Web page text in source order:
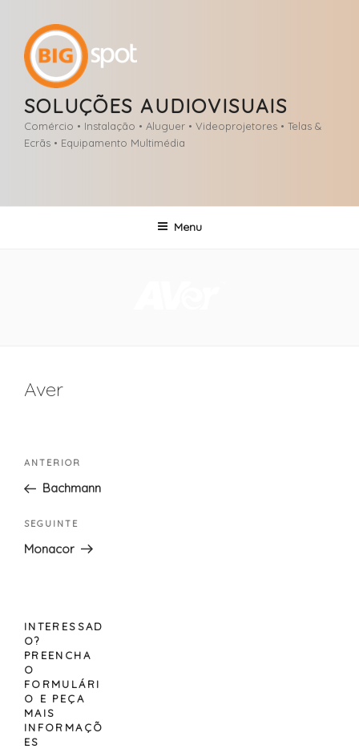
conteúdo
SOLUÇÕES AUDIOVISUAIS
Comércio • Instalação • Aluguer • Videoprojetores • Telas &
Ecrãs • Equipamento Multimédia
Menu
Aver
Navegação
artigos
Conteúdo
anterior
ANTERIOR
Bachmann
Conteúdo
seguinte
SEGUINTE
Monacor
INTERESSAD
O?
PREENCHA
O
FORMULÁRI
O E PEÇA
MAIS
INFORMAÇÕ
ES